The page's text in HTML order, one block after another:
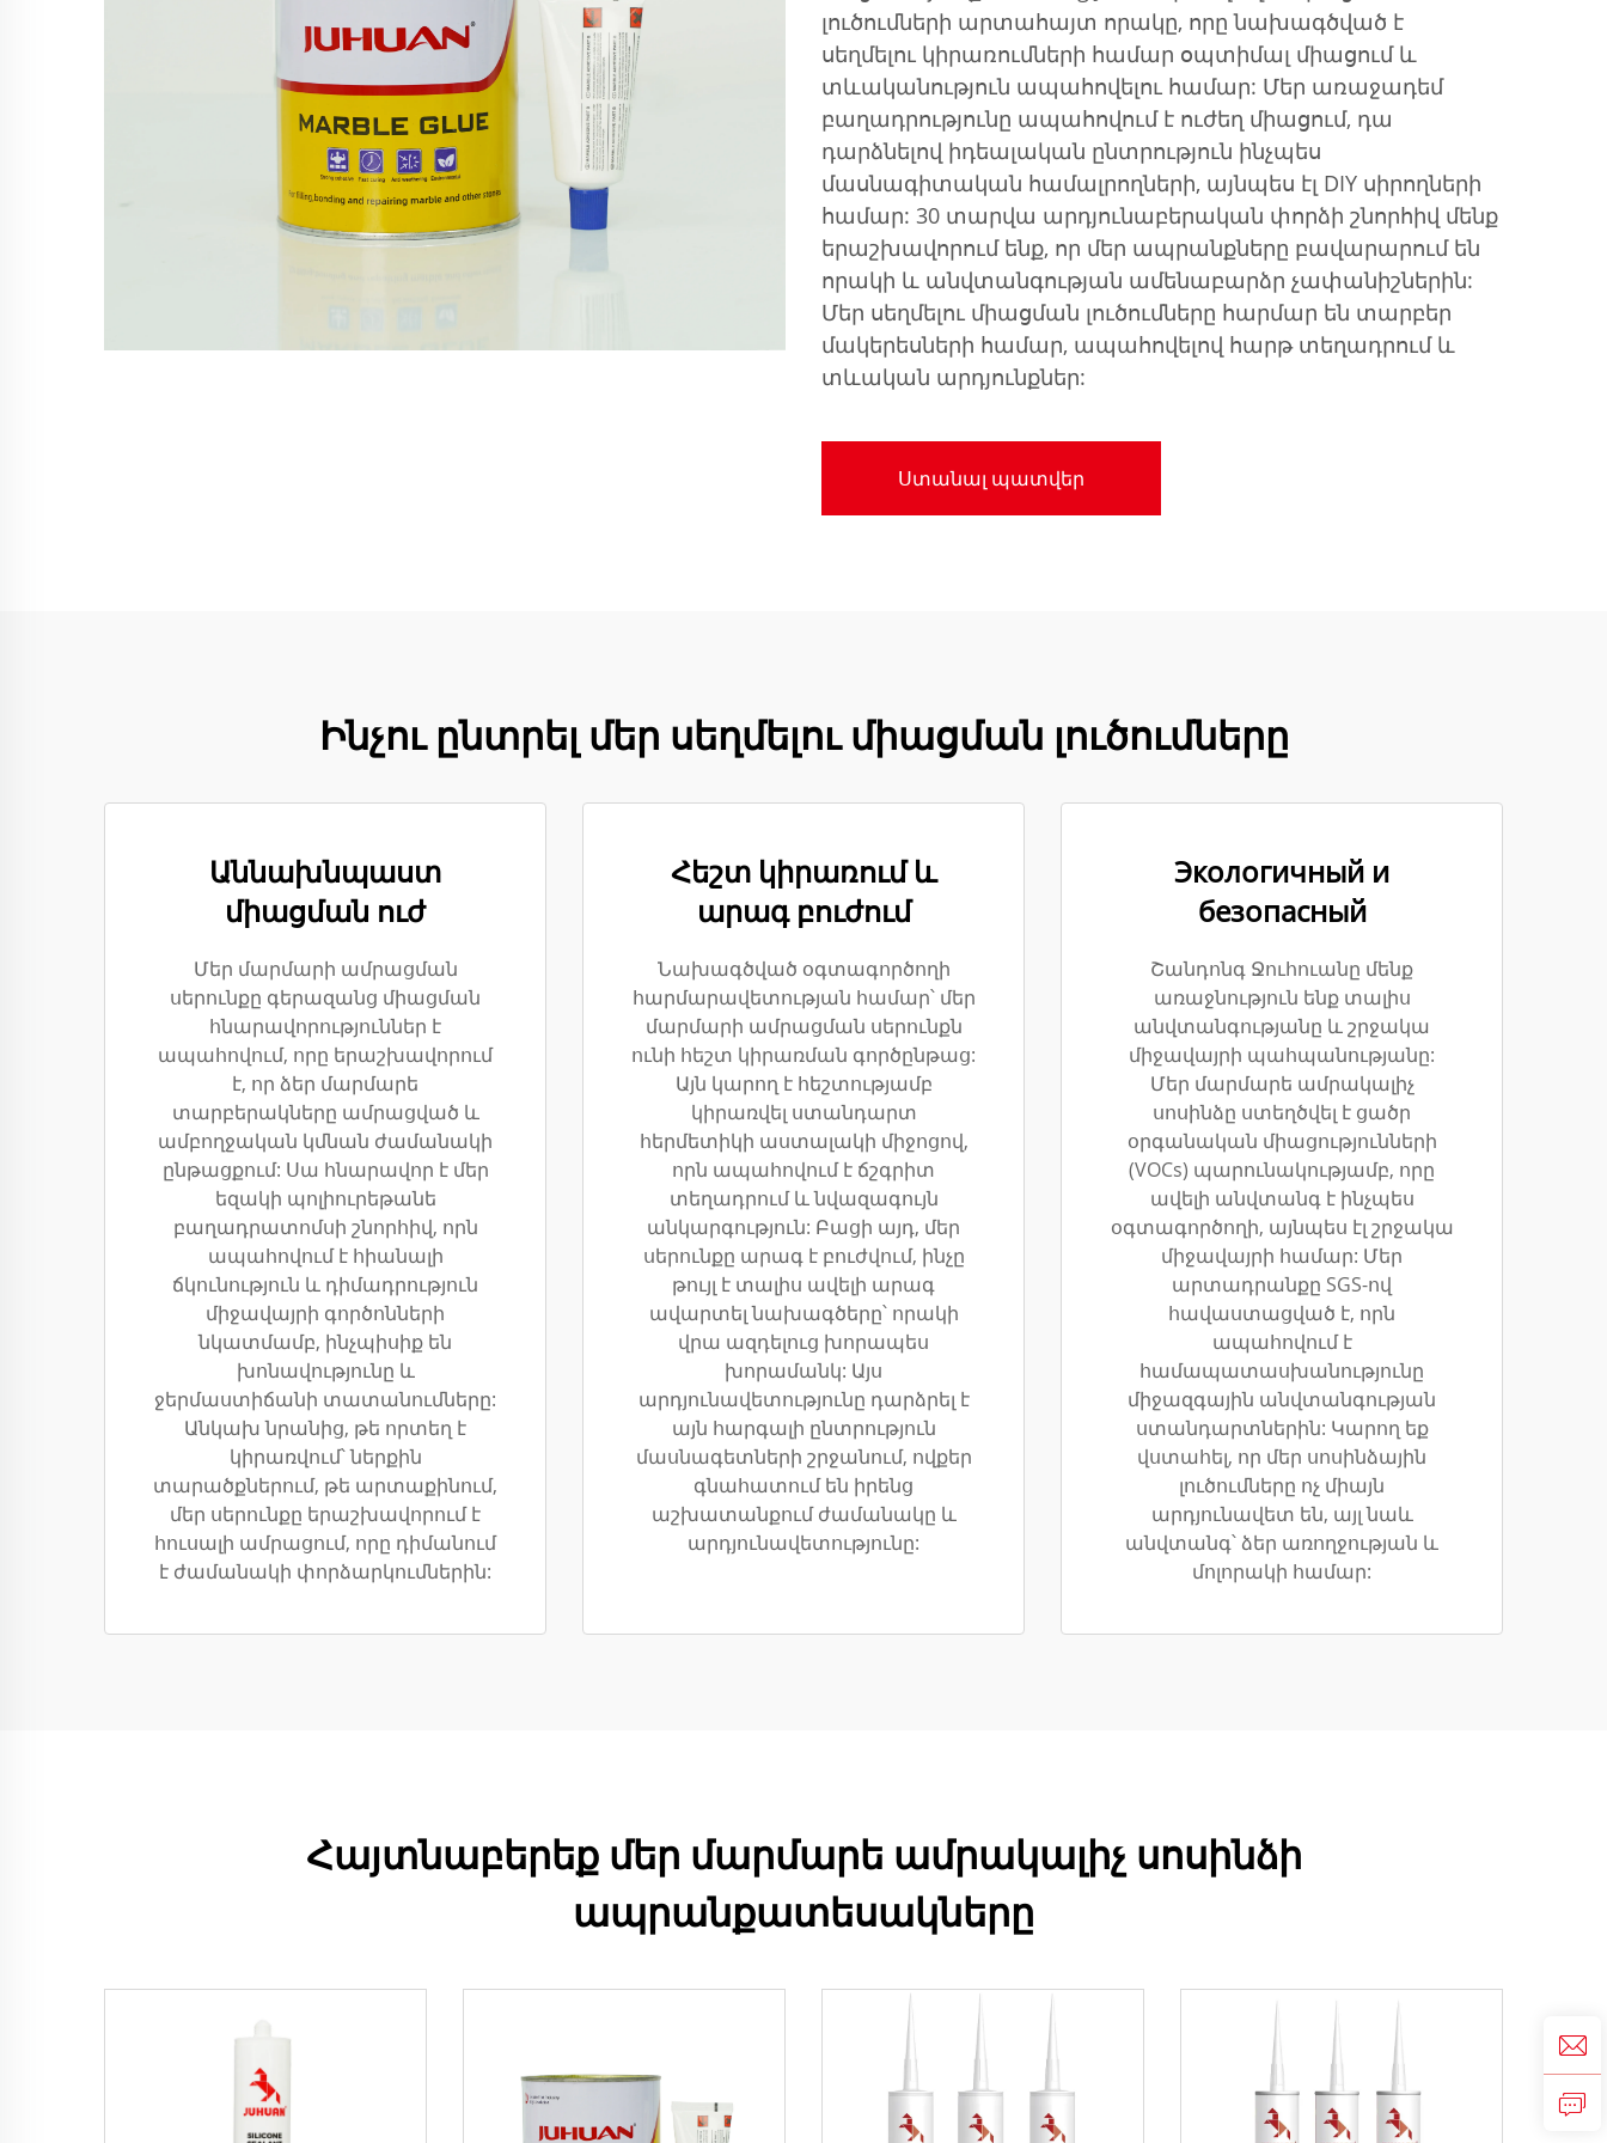
լուծումների արտահայտ որակը, որը նախագծված է
սեղմելու կիրառումների համար օպտիմալ միացում և
տևականություն ապահովելու համար: Մեր առաջադեմ
բաղադրությունը ապահովում է ուժեղ միացում, դա
դարձնելով իդեալական ընտրություն ինչպես
մասնագիտական համալրողների, այնպես էլ DIY սիրողների
համար: 30 տարվա արդյունաբերական փորձի շնորհիվ մենք
երաշխավորում ենք, որ մեր ապրանքները բավարարում են
որակի և անվտանգության ամենաբարձր չափանիշներին:
Մեր սեղմելու միացման լուծումները հարմար են տարբեր
մակերեսների համար, ապահովելով հարթ տեղադրում և
տևական արդյունքներ:
Ստանալ պատվեր
Ինչու ընտրել մեր սեղմելու միացման լուծումները
Աննախնպաստ
միացման ուժ
Մեր մարմարի ամրացման
սերունքը գերազանց միացման
հնարավորություններ է
ապահովում, որը երաշխավորում
է, որ ձեր մարմարե
տարբերակները ամրացված և
ամբողջական կմնան ժամանակի
ընթացքում: Սա հնարավոր է մեր
եզակի պոլիուրեթանե
բաղադրատոմսի շնորհիվ, որն
ապահովում է հիանալի
ճկունություն և դիմադրություն
միջավայրի գործոնների
նկատմամբ, ինչպիսիք են
խոնավությունը և
ջերմաստիճանի տատանումները:
Անկախ նրանից, թե որտեղ է
կիրառվում՝ ներքին
տարածքներում, թե արտաքինում,
մեր սերունքը երաշխավորում է
հուսալի ամրացում, որը դիմանում
է ժամանակի փորձարկումներին:
Հեշտ կիրառում և
արագ բուժում
Նախագծված օգտագործողի
հարմարավետության համար՝ մեր
մարմարի ամրացման սերունքն
ունի հեշտ կիրառման գործընթաց:
Այն կարող է հեշտությամբ
կիրառվել ստանդարտ
հերմետիկի աստալակի միջոցով,
որն ապահովում է ճշգրիտ
տեղադրում և նվազագույն
անկարգություն: Բացի այդ, մեր
սերունքը արագ է բուժվում, ինչը
թույլ է տալիս ավելի արագ
ավարտել նախագծերը՝ որակի
վրա ազդելուց խորապես
խորամանկ: Այս
արդյունավետությունը դարձրել է
այն հարգալի ընտրություն
մասնագետների շրջանում, ովքեր
գնահատում են իրենց
աշխատանքում ժամանակը և
արդյունավետությունը:
Экологичный и
безопасный
Շանդոնգ Ջուհուանը մենք
առաջնություն ենք տալիս
անվտանգությանը և շրջակա
միջավայրի պահպանությանը:
Մեր մարմարե ամրակալիչ
սոսինձը ստեղծվել է ցածր
օրգանական միացությունների
(VOCs) պարունակությամբ, որը
ավելի անվտանգ է ինչպես
օգտագործողի, այնպես էլ շրջակա
միջավայրի համար: Մեր
արտադրանքը SGS-ով
հավաստացված է, որն
ապահովում է
համապատասխանությունը
միջազգային անվտանգության
ստանդարտներին: Կարող եք
վստահել, որ մեր սոսինձային
լուծումները ոչ միայն
արդյունավետ են, այլ նաև
անվտանգ՝ ձեր առողջության և
մոլորակի համար:
Հայտնաբերեք մեր մարմարե ամրակալիչ սոսինձի
ապրանքատեսակները